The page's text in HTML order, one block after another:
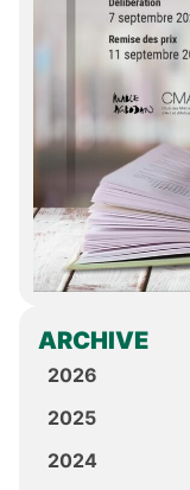
ARCHIVE
2026
2025
2024